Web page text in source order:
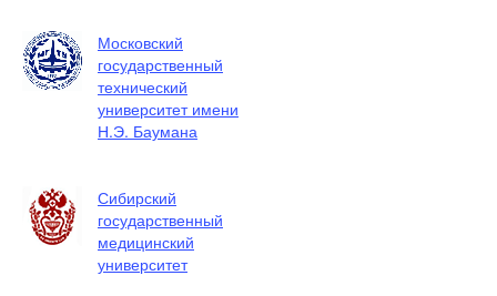
Московский
государственный
технический
университет имени
Н.Э. Баумана
Сибирский
государственный
медицинский
университет